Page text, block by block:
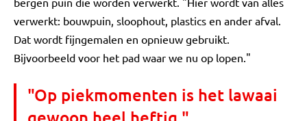
verwerkt: bouwpuin, sloophout, plastics en ander afval.
Dat wordt fijngemalen en opnieuw gebruikt.
Bijvoorbeeld voor het pad waar we nu op lopen."
"Op piekmomenten is het lawaai